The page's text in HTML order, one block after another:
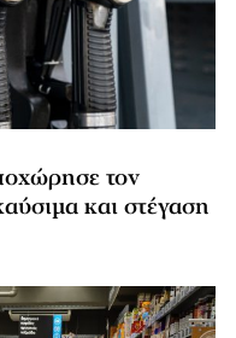
τον
και στέγαση